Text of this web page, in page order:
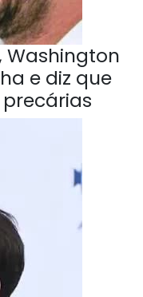
Washington
e diz que